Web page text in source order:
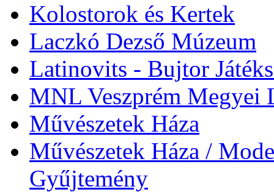
Kolostorok és Kertek
Laczkó Dezső Múzeum
Latinovits - Bujtor
MNL Veszprém Megyei
Művészetek Háza
Művészetek Háza /
Gyűjtemény